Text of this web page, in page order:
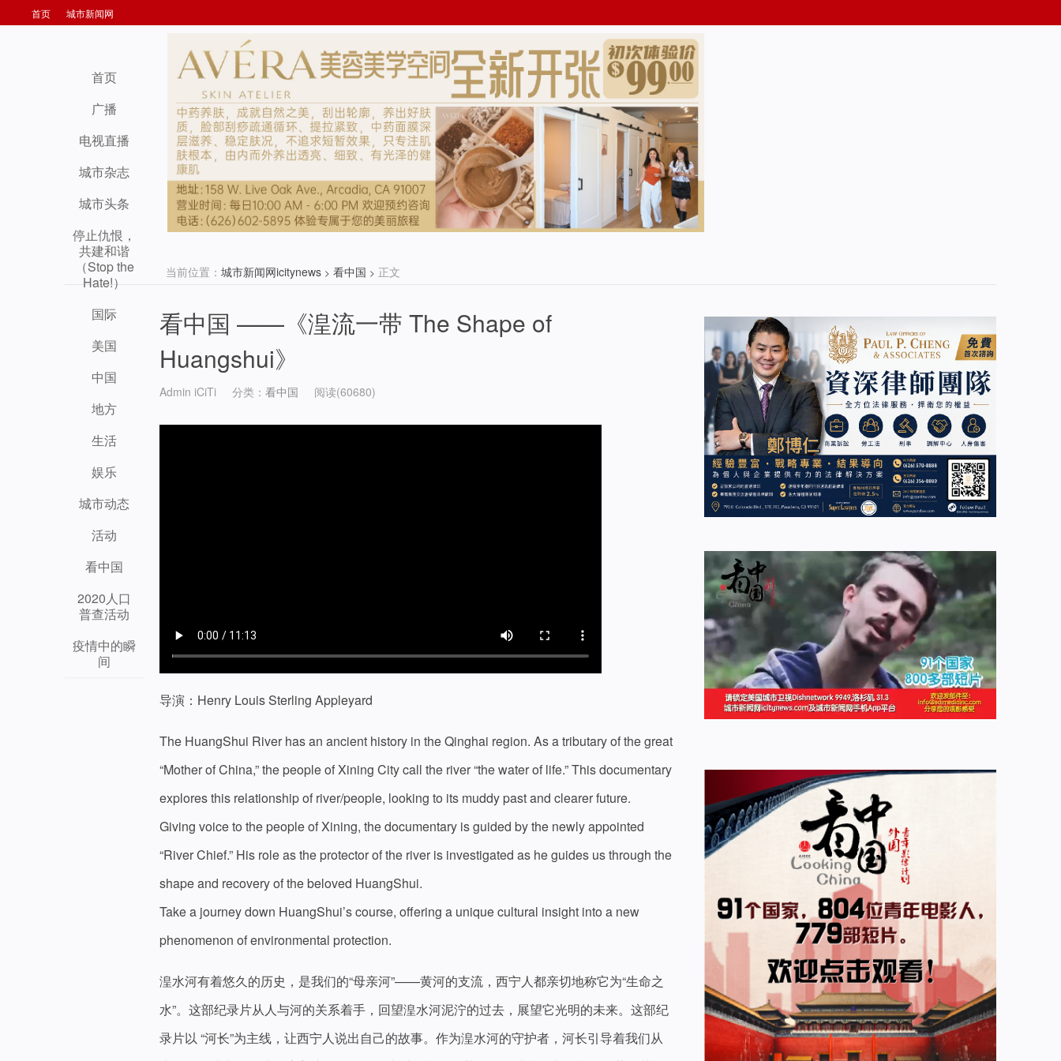
首页 城市新闻网
当前位置： 城市新闻网icitynews > 看中国 > 正文
首页
广播
电视直播
城市杂志
城市头条
停止仇恨，
共建和谐
（Stop the
Hate!）
国际
美国
中国
地方
生活
娱乐
城市动态
活动
看中国
2020人口
普查活动
疫情中的瞬
间
看中国 ——《湟流一带 The Shape of
Huangshui》
Admin iCiTi 分类： 看中国 阅读(60680)
导演：Henry Louis Sterling Appleyard
The HuangShui River has an ancient history in the Qinghai region. As a tributary of the great
“Mother of China,” the people of Xining City call the river “the water of life.” This documentary
explores this relationship of river/people, looking to its muddy past and clearer future.
Giving voice to the people of Xining, the documentary is guided by the newly appointed
“River Chief.” His role as the protector of the river is investigated as he guides us through the
shape and recovery of the beloved HuangShui.
Take a journey down HuangShui’s course, offering a unique cultural insight into a new
phenomenon of environmental protection.
湟水河有着悠久的历史，是我们的“母亲河”——黄河的支流，西宁人都亲切地称它为“生命之
水”。这部纪录片从人与河的关系着手，回望湟水河泥泞的过去，展望它光明的未来。这部纪
录片以 “河长”为主线，让西宁人说出自己的故事。作为湟水河的守护者，河长引导着我们从